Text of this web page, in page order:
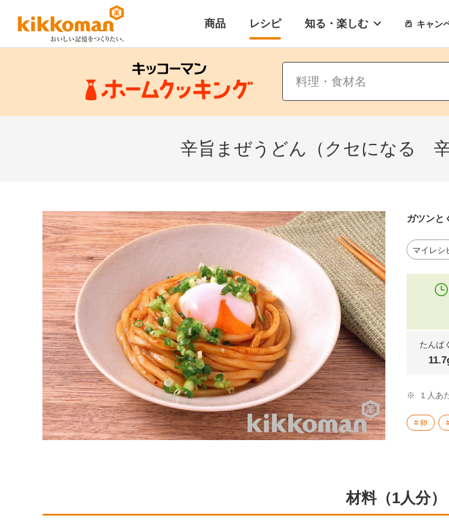
商品 レシピ 知る・楽しむ キャン
辛旨まぜうどん（クセになる 辛
ガツンと
マイレシ
たんぱ
※ １人あ
卵
材料（1人分）